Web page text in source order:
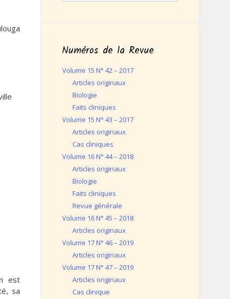
est
sa
Numéros de la Revue
Volume 15 N° 42 – 2017
Articles originaux
Biologie
Faits cliniques
Volume 15 N° 43 – 2017
Articles originaux
Cas cliniques
Volume 16 N° 44 – 2018
Articles originaux
Biologie
Faits cliniques
Revue générale
Volume 16 N° 45 – 2018
Articles originaux
Volume 17 N° 46 – 2019
Articles originaux
Volume 17 N° 47 – 2019
Articles originaux
Cas clinique